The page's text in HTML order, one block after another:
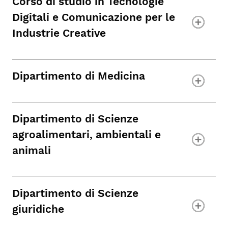
Digitali e Comunicazione per le
Industrie Creative
Dipartimento di Medicina
Dipartimento di Scienze
agroalimentari, ambientali e
animali
Dipartimento di Scienze
giuridiche